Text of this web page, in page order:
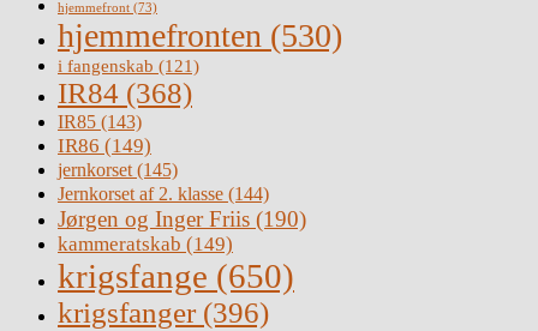
hjemmefront (73)
hjemmefronten (530)
i fangenskab (121)
IR84 (368)
IR85 (143)
IR86 (149)
jernkorset(145)
Jernkorset af 2. klasse (144)
Jørgen og Inger Friis (190)
kammeratskab (149)
krigsfange (650)
krigsfanger (396)